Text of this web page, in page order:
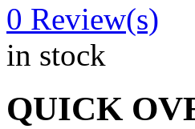
0 Review(s)
in stock
QUICK